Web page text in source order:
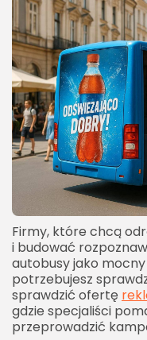
Firmy, które chcą
i budować
autobusy jako
potrzebujesz
sprawdzić ofertę
gdzie specjaliści
przeprowadzić
powtarzalności
Planowanie
przewoźnikami
Kreatywność
reklamy
Najlepsze
kampanii
Inspirujące
Przykłady
Czego unikać,
nośnika?
Najczęstsze
autobusowej
Czy reklama
małych firm?